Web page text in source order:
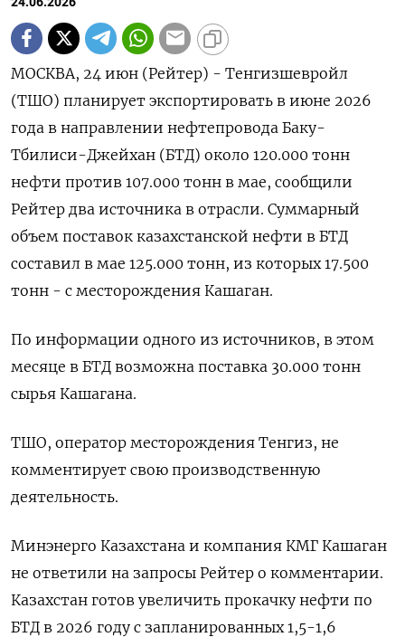
МОСКВА, 24 июн (Рейтер) - Тенгизшевройл
(ТШО) планирует экспортировать в июне 2026
года в направлении нефтепровода Баку-
Тбилиси-Джейхан (БТД) около 120.000 тонн
нефти против 107.000 тонн ‌в мае, сообщили
Рейтер два источника в отрасли. Суммарный
объем поставок казахстанской нефти в БТД
составил в мае 125.000 ​тонн, из которых ​17.500
тонн - ​с месторождения Кашаган.
По ⁠информации одного из источников, в ‌этом
месяце в БТД возможна ‌поставка 30.000 тонн
сырья Кашагана.
ТШО, оператор месторождения Тенгиз, не
комментирует ​свою производственную
деятельность.
Минэнерго Казахстана и компания КМГ Кашаган
‌не ответили на запросы Рейтер о комментарии.
Казахстан готов увеличить ​прокачку нефти по
БТД в 2026 году с запланированных ‌1,5-1,6